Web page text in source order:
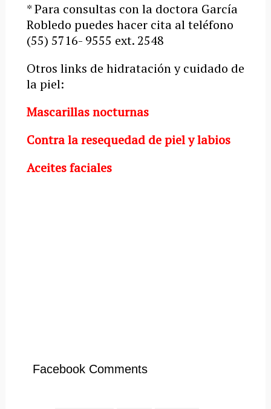
* Para consultas con la doctora García
Robledo puedes hacer cita al teléfono
(55) 5716- 9555 ext. 2548
Otros links de hidratación y cuidado de
la piel:
Mascarillas nocturnas
Contra la resequedad de piel y labios
Aceites faciales
Facebook Comments